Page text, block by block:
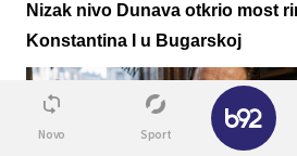
Nizak nivo Dunava otkrio most
Konstantina I u Bugarskoj
Novo Sport
✕